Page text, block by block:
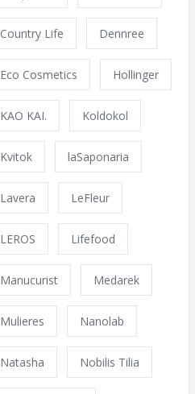
Country Life Dennree
Eco Cosmetics Hollinger
KAO KAI. Koldokol
Kvitok laSaponaria
Lavera LeFleur
LEROS Lifefood
Manucurist Medarek
Mulieres Nanolab
Natasha Nobilis Tilia